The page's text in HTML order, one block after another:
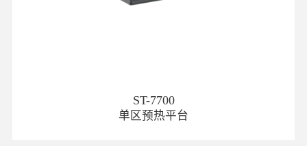
ST-7700
单区预热平台